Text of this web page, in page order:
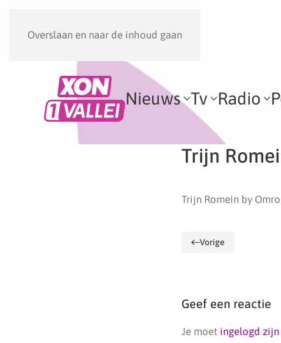
Overslaan en naar de inhoud gaan
Nieuws Tv Radio
Trijn
Trijn Romein by
Vorige
Geef een reactie
Je moet ingelogd zijn